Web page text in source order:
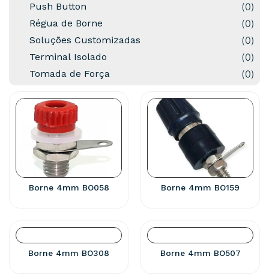
Push Button (0)
Régua de Borne (0)
Soluções Customizadas (0)
Terminal Isolado (0)
Tomada de Força (0)
Borne 4mm BO058 Borne 4mm BO159
Borne 4mm BO308 Borne 4mm BO507